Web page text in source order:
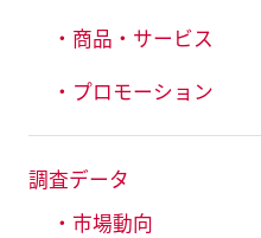
・商品・サービス
・プロモーション
調査データ
・市場動向